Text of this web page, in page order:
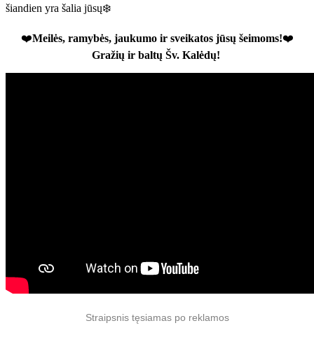
šiandien yra šalia jūsų❄️
❤️Meilės, ramybės, jaukumo ir sveikatos jūsų šeimoms!❤️
Gražių ir baltų Šv. Kalėdų!
Straipsnis tęsiamas po reklamos